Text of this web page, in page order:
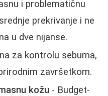
i problematičnu
prekrivanje i ne
u dve nijanse.
za kontrolu sebuma,
završetkom.
kožu - Budget-